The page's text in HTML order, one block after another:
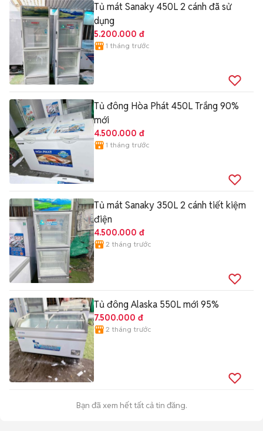
Tủ mát Sanaky 450L 2 cánh đã sử
dụng
5.200.000 đ
1 tháng trước
Tủ đông Hòa Phát 450L Trắng 90%
mới
4.500.000 đ
1 tháng trước
Tủ mát Sanaky 350L 2 cánh tiết kiệm
điện
4.500.000 đ
2 tháng trước
Tủ đông Alaska 550L mới 95%
7.500.000 đ
2 tháng trước
Bạn đã xem hết tất cả tin đăng.